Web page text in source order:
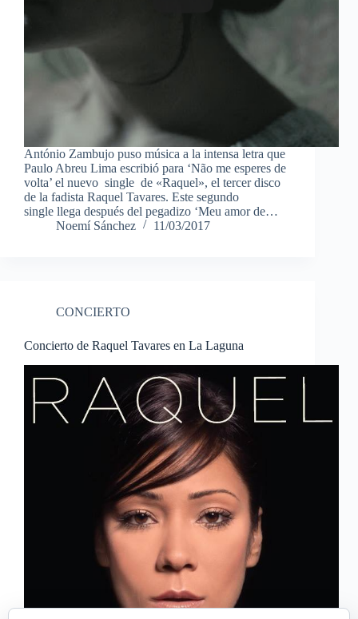
António Zambujo puso música a la intensa letra que
Paulo Abreu Lima escribió para ‘Não me esperes de
volta’ el nuevo single de «Raquel», el tercer disco
de la fadista Raquel Tavares. Este segundo
single llega después del pegadizo ‘Meu amor de…
Noemí Sánchez
11/03/2017
CONCIERTO
Concierto de Raquel Tavares en La Laguna